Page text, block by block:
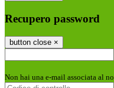
Recupero password
button close ×
Non hai una e-mail associata al